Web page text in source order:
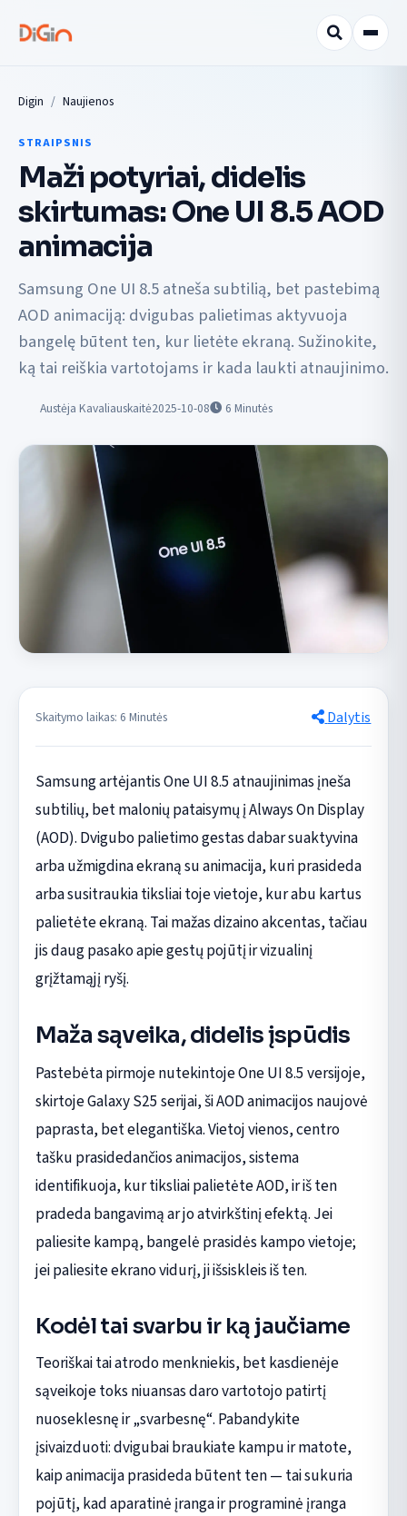
Digin Naujienos
STRAIPSNIS
Maži potyriai, didelis
skirtumas: One UI 8.5 AOD
animacija
Samsung One UI 8.5 atneša subtilią, bet pastebimą
AOD animaciją: dvigubas palietimas aktyvuoja
bangelę būtent ten, kur lietėte ekraną. Sužinokite,
ką tai reiškia vartotojams ir kada laukti atnaujinimo.
Austėja Kavaliauskaitė2025-10-08 6 Minutės
Skaitymo laikas: 6 Minutės Dalytis
Samsung artėjantis One UI 8.5 atnaujinimas įneša
subtilių, bet malonių pataisymų į Always On Display
(AOD). Dvigubo palietimo gestas dabar suaktyvina
arba užmigdina ekraną su animacija, kuri prasideda
arba susitraukia tiksliai toje vietoje, kur abu kartus
palietėte ekraną. Tai mažas dizaino akcentas, tačiau
jis daug pasako apie gestų pojūtį ir vizualinį
grįžtamąjį ryšį.
Maža sąveika, didelis įspūdis
Pastebėta pirmoje nutekintoje One UI 8.5 versijoje,
skirtoje Galaxy S25 serijai, ši AOD animacijos naujovė
paprasta, bet elegantiška. Vietoj vienos, centro
tašku prasidedančios animacijos, sistema
identifikuoja, kur tiksliai palietėte AOD, ir iš ten
pradeda bangavimą ar jo atvirkštinį efektą. Jei
paliesite kampą, bangelė prasidės kampo vietoje;
jei paliesite ekrano vidurį, ji išsiskleis iš ten.
Kodėl tai svarbu ir ką jaučiame
Teoriškai tai atrodo menkniekis, bet kasdienėje
sąveikoje toks niuansas daro vartotojo patirtį
nuoseklesnę ir „svarbesnę“. Pabandykite
įsivaizduoti: dvigubai braukiate kampu ir matote,
kaip animacija prasideda būtent ten — tai sukuria
pojūtį, kad aparatinė įranga ir programinė įranga